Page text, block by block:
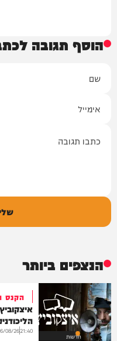
הוסף תגובה
הנצפים ביותר
חדשות
הקנס
21:40
08/26